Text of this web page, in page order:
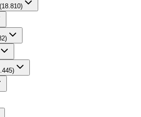
(18.810)
)
)